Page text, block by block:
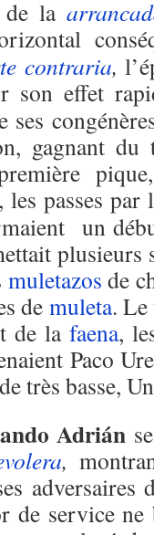
de la
contraria,
son effet
gagnant
les passes
un
plusieurs
muletazos de
de muleta. Le
de la faena,
Paco
très basse,
Adrián
,
adversaires
de service